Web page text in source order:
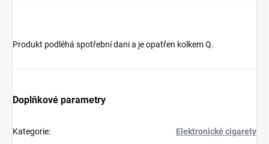
Produkt podléhá spotřební dani a je opatřen kolkem Q.
Doplňkové parametry
Kategorie: Elektronické cigarety